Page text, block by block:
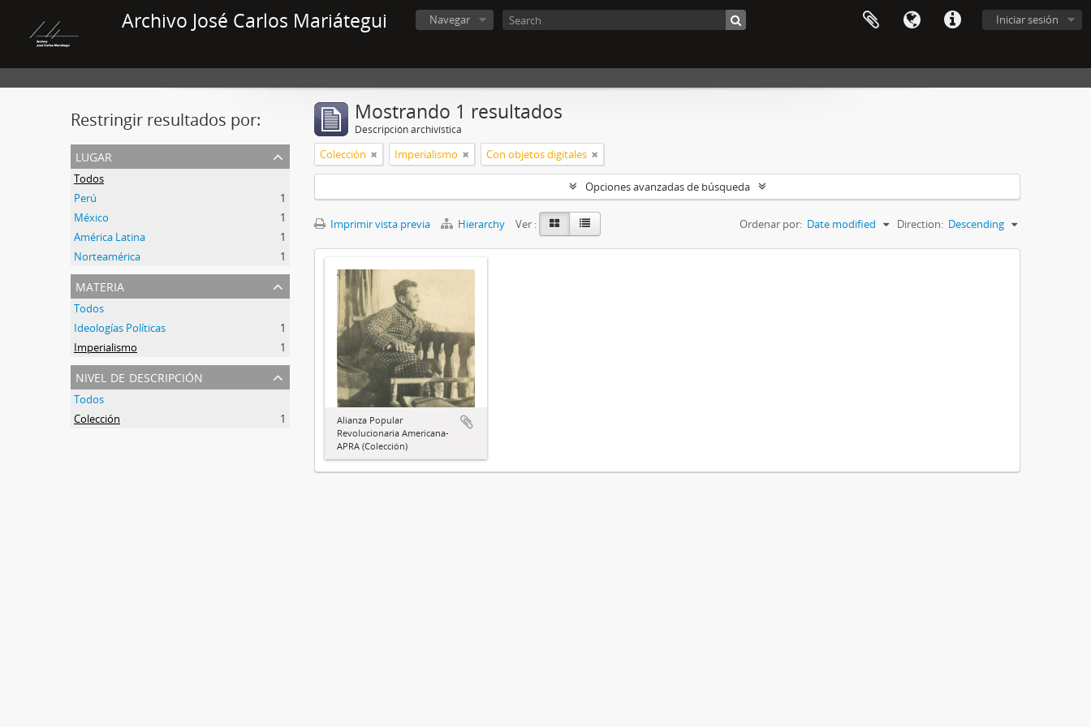
Archivo José Carlos Mariátegui Iniciar sesión
Navegar
Restringir resultados por:
lugar
Todos
Perú
1
México
1
América Latina
1
Norteamérica
1
materia
Todos
Ideologías Políticas
1
Imperialismo
1
nivel de descripción
Todos
Colección
1
Mostrando 1 resultados
Descripción archivística
Colección Imperialismo Con objetos digitales
Opciones avanzadas de búsqueda
Imprimir vista previa Hierarchy Ver : Ordenar por: Date modified Direction: Descending
Alianza Popular
Revolucionaria Americana-
APRA (Colección)